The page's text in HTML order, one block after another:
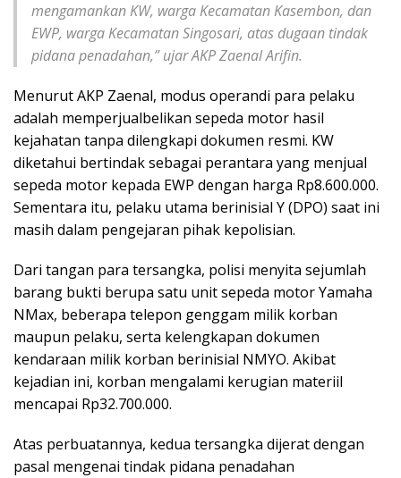
mengamankan KW, warga Kecamatan Kasembon, dan
EWP, warga Kecamatan Singosari, atas dugaan tindak
pidana penadahan,” ujar AKP Zaenal Arifin.
Menurut AKP Zaenal, modus operandi para pelaku
adalah memperjualbelikan sepeda motor hasil
kejahatan tanpa dilengkapi dokumen resmi. KW
diketahui bertindak sebagai perantara yang menjual
sepeda motor kepada EWP dengan harga Rp8.600.000.
Sementara itu, pelaku utama berinisial Y (DPO) saat ini
masih dalam pengejaran pihak kepolisian.
Dari tangan para tersangka, polisi menyita sejumlah
barang bukti berupa satu unit sepeda motor Yamaha
NMax, beberapa telepon genggam milik korban
maupun pelaku, serta kelengkapan dokumen
kendaraan milik korban berinisial NMYO. Akibat
kejadian ini, korban mengalami kerugian materiil
mencapai Rp32.700.000.
Atas perbuatannya, kedua tersangka dijerat dengan
pasal mengenai tindak pidana penadahan